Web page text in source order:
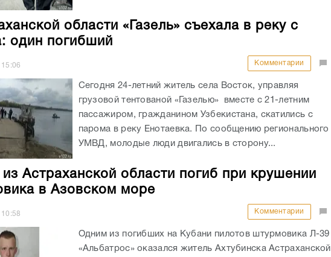
области «Газель» съехала в реку с
один погибший
15:06 Комментарии
Сегодня 24-летний житель села Восток, управляя
грузовой тентованой «Газелью» вместе с 21-летним
пассажиром, гражданином Узбекистана, скатились с
парома в реку Енотаевка. По сообщению регионального
УМВД, молодые люди двигались в сторону...
из Астраханской области погиб при крушении
в Азовском море
10:58 Комментарии
Одним из погибших на Кубани пилотов штурмовика Л-39
«Альбатрос» оказался житель Ахтубинска Астраханской